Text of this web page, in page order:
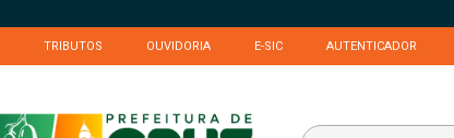
TRIBUTOS OUVIDORIA E-SIC AUTENTICADOR